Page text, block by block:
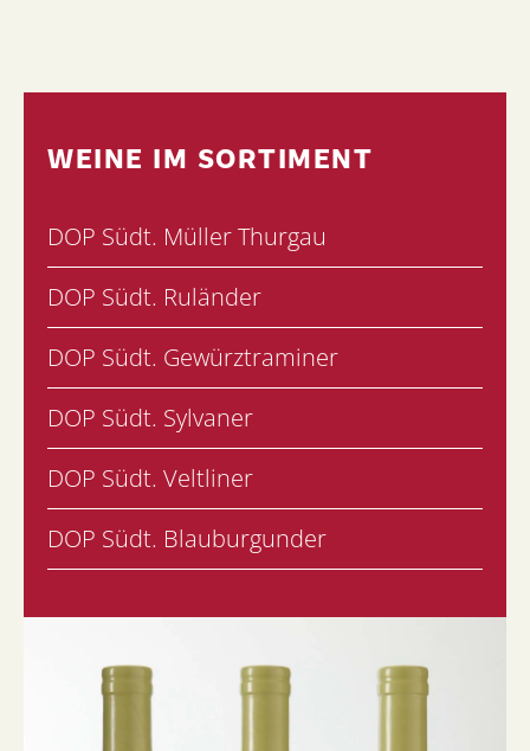
WEINE IM SORTIMENT
DOP Südt. Müller Thurgau
DOP Südt. Ruländer
DOP Südt. Gewürztraminer
DOP Südt. Sylvaner
DOP Südt. Veltliner
DOP Südt. Blauburgunder